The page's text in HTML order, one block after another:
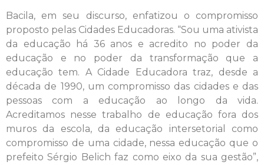
Bacila, em seu discurso, enfatizou o compromisso
proposto pelas Cidades Educadoras. “Sou uma ativista
da educação há 36 anos e acredito no poder da
educação e no poder da transformação que a
educação tem. A Cidade Educadora traz, desde a
década de 1990, um compromisso das cidades e das
pessoas com a educação ao longo da vida.
Acreditamos nesse trabalho de educação fora dos
muros da escola, da educação intersetorial como
compromisso de uma cidade, nessa educação que o
prefeito Sérgio Belich faz como eixo da sua gestão”,